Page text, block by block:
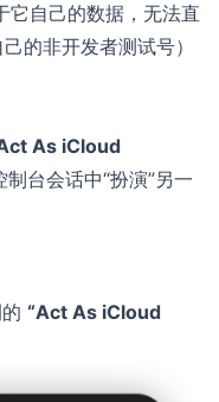
它自己的数据，无法直
的非开发者测试号）
As iCloud
台会话中“扮演”另一
“Act As iCloud